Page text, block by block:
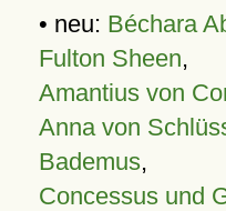
• neu: Béchara
Fulton Sheen,
Amantius von
Anna von
Bademus,
Concessus und